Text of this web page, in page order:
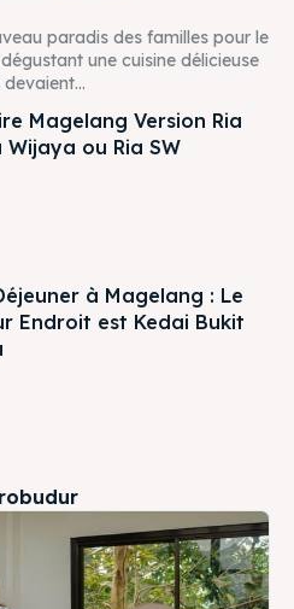
paradis des familles pour le
une cuisine délicieuse
Magelang Version Ria
Wijaya ou Ria SW
à Magelang : Le
Endroit est Kedai Bukit